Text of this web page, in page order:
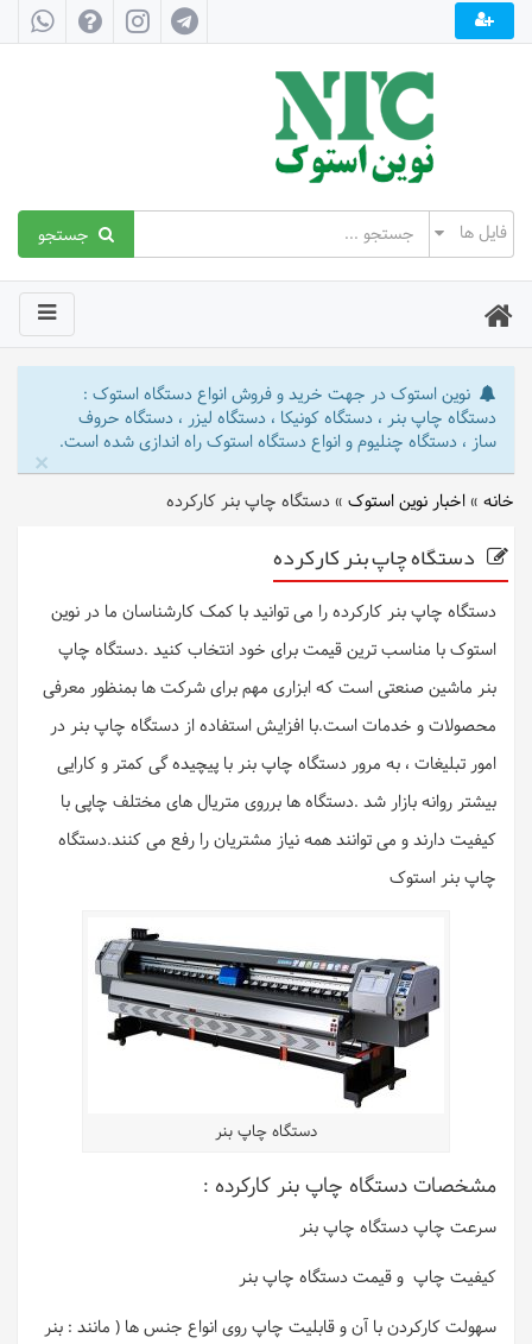
جستجو
نوین استوک در جهت خرید و فروش انواع دستگاه استوک :
دستگاه چاپ بنر ، دستگاه کونیکا ، دستگاه لیزر ، دستگاه حروف
ساز ، دستگاه چنلیوم و انواع دستگاه استوک راه اندازی شده است.
×
خانه »اخبار نوین استوک » دستگاه چاپ بنر کارکرده
دستگاه چاپ بنر کارکرده
دستگاه چاپ بنر کارکرده را می توانید با کمک کارشناسان ما در نوین
استوک با مناسب ترین قیمت برای خود انتخاب کنید .دستگاه چاپ
بنر ماشین صنعتی است که ابزاری مهم برای شرکت ها بمنظور معرفی
محصولات و خدمات است.با افزایش استفاده از دستگاه چاپ بنر در
امور تبلیغات ، به مرور دستگاه چاپ بنر با پیچیده گی کمتر و کارایی
بیشتر روانه بازار شد .دستگاه ها برروی متریال های مختلف چاپی با
کیفیت دارند و می توانند همه نیاز مشتریان را رفع می کنند.دستگاه
چاپ بنر استوک
دستگاه چاپ بنر
مشخصات دستگاه چاپ بنر کارکرده :
سرعت چاپ دستگاه چاپ بنر
کیفیت چاپ و قیمت دستگاه چاپ بنر
سهولت کارکردن با آن و قابلیت چاپ روی انواع جنس ها ( مانند : بنر